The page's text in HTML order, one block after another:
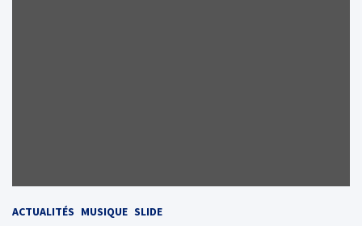
ACTUALITÉS MUSIQUE SLIDE